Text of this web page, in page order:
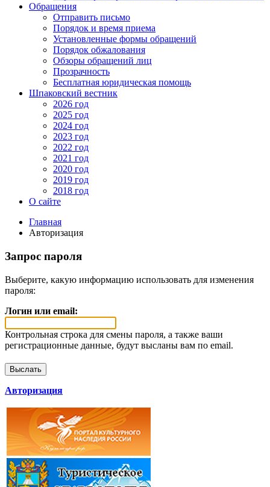
Обращения
Отправить письмо
Порядок и время приема
Установленные формы обращений
Порядок обжалования
Обзоры обращений лиц
Прозрачность
Бесплатная юридическая помощь
Шпаковский вестник
2026 год
2025 год
2024 год
2023 год
2022 год
2021 год
2020 год
2019 год
2018 год
О сайте
Главная
Авторизация
Запрос пароля
Выберите, какую информацию использовать для изменения
пароля:
Логин или email:
Контрольная строка для смены пароля, а также ваши
регистрационные данные, будут высланы вам по email.
Авторизация